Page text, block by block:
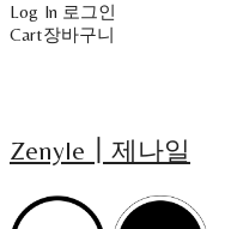
Log In 로그인
Cart장바구니
Zenyle┃제나일